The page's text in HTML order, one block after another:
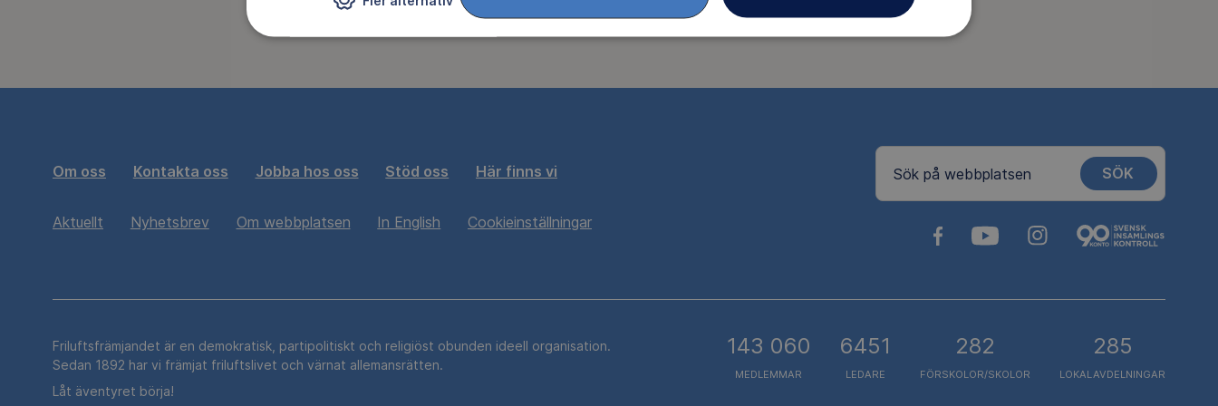
och spårpass hos Idre Fjäll.
Om oss Kontakta oss Jobba hos oss Stöd oss Här finns vi
Aktuellt Nyhetsbrev Om webbplatsen In English Cookieinställningar
Sök på webbplatsen SÖK
Friluftsfrämjandet är en demokratisk, partipolitiskt och religiöst obunden ideell organisation.
Sedan 1892 har vi främjat friluftslivet och värnat allemansrätten.
Låt äventyret börja!
143 060
MEDLEMMAR
6451
LEDARE
282
FÖRSKOLOR/SKOLOR
285
LOKALAVDELNINGAR